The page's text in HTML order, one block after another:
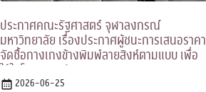
ประกาศคณะรัฐศาสตร์ จุฬาลงกรณ์
มหาวิทยาลัย เรื่องประกาศผู้ชนะการเสนอราคา
จัดซื้อกางเกงข้างพิมพ์ลายสิงห์ตามแบบ เพื่อ
ใช้ในโครงการปฐมนิเทศ
2026-06-25